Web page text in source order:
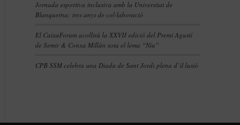
Jornada esportiva inclusiva amb la Universitat de
Blanquerna: tres anys de col·laboració
El CaixaForum acollirà la XXVII edició del Premi Agustí
de Semir & Conxa Millán sota el lema “Niu”
CPB SSM celebra una Diada de Sant Jordi plena d’il·lusió